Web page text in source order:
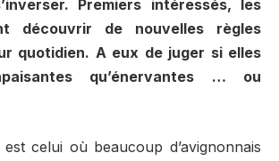
Premiers intéressés, les
découvrir de nouvelles règles
quotidien. A eux de juger si elles
qu’énervantes … ou
est celui où beaucoup d’avignonnais